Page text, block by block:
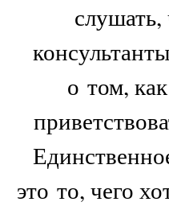
слушать,
о том,
это то, чего